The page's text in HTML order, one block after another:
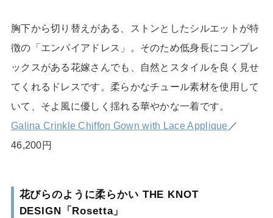
胸下から切り替えがある、ストンとしたシルエットが特
徴の「エンパイアドレス」。そのため低身長にコンプレ
ックスがある花嫁さんでも、自然とスタイルを良く見せ
てくれるドレスです。柔らかなチュール素材を使用して
いて、そよ風に優しく揺れる華やかな一着です。
Galina Crinkle Chiffon Gown with Lace Applique ／
46,200円
花びらのように柔らかい THE KNOT
DESIGN「Rosetta」